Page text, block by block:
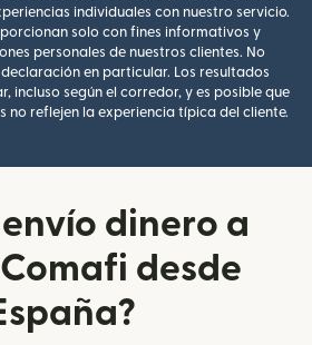
individuales con nuestro servicio.
solo con fines informativos y
personales de nuestros clientes. No
en particular. Los resultados
incluso según el corredor, y es posible que
no reflejen la experiencia típica del cliente.
envío dinero a
desde